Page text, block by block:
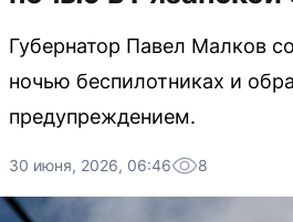
Губернатор Павел Малков
ночью беспилотниках и
предупреждением.
30 июня, 2026, 06:46 8